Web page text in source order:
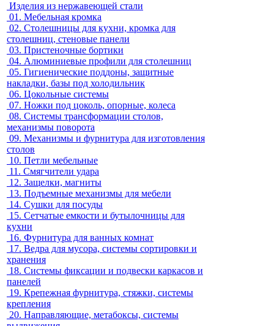
Изделия из нержавеющей стали
01. Мебельная кромка
02. Столешницы для кухни, кромка для
столешниц, стеновые панели
03. Пристеночные бортики
04. Алюминиевые профили для столешниц
05. Гигиенические поддоны, защитные
накладки, базы под холодильник
06. Цокольные системы
07. Ножки под цоколь, опорные, колеса
08. Системы трансформации столов,
механизмы поворота
09. Механизмы и фурнитура для изготовления
столов
10. Петли мебельные
11. Смягчители удара
12. Защелки, магниты
13. Подъемные механизмы для мебели
14. Сушки для посуды
15. Сетчатые емкости и бутылочницы для
кухни
16. Фурнитура для ванных комнат
17. Ведра для мусора, системы сортировки и
хранения
18. Системы фиксации и подвески каркасов и
панелей
19. Крепежная фурнитура, стяжки, системы
крепления
20. Направляющие, метабоксы, системы